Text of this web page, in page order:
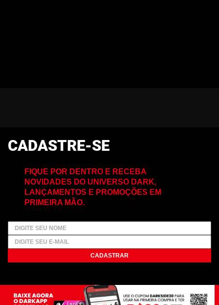
CADASTRE-SE
FIQUE POR DENTRO E RECEBA
NOVIDADES DO UNIVERSO DARK,
LANÇAMENTOS E PROMOÇÕES EM
PRIMEIRA MÃO.
CADASTRAR